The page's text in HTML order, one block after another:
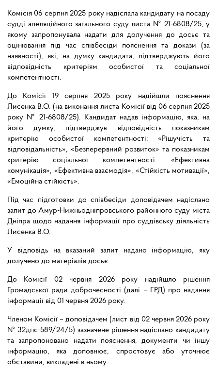
Комісія 06 серпня 2025 року надіслала кандидату на посаду
судді апеляційного загального суду листа № 21-6808/25, у
якому запропонувала надати для долучення до досьє та
оцінювання під час співбесіди пояснення та докази (за
наявності), які, на думку кандидата, підтверджують його
відповідність критеріям особистої та соціальної
компетентності.
До Комісії 19 серпня 2025 року надійшли пояснення
Лисенка В.О. (на виконання листа Комісії від 06 серпня 2025
року № 21-6808/25). Кандидат надав інформацію, яка, на
його думку, підтверджує відповідність показникам
критерію особистої компетентності: «Рішучість та
відповідальність», «Безперервний розвиток» та показникам
критерію соціальної компетентності: «Ефективна
комунікація», «Ефективна взаємодія», «Стійкість мотивації»,
«Емоційна стійкість».
Під час підготовки до співбесіди доповідачем надіслано
запит до Амур-Нижньодніпровського районного суду міста
Дніпра щодо надання інформації про суддівську діяльність
Лисенка В.О.
У відповідь на вказаний запит надано інформацію, яку
долучено до матеріалів досьє.
До Комісії 02 червня 2026 року надійшло рішення
Громадської ради доброчесності (далі – ГРД) про надання
інформації від 01 червня 2026 року.
Членом Комісії – доповідачем (лист від 02 червня 2026 року
№ 32дпс-589/24/5) зазначене рішення надіслано кандидату
та запропоновано надати пояснення, документи чи іншу
інформацію, яка доповнює, спростовує або уточнює
обставини, викладені в ньому.